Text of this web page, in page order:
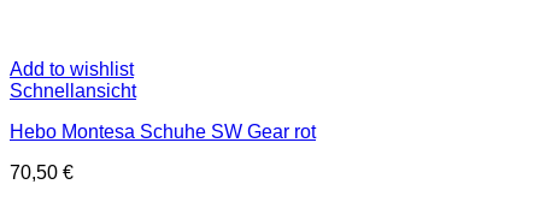
Add to wishlist
Schnellansicht
Hebo Montesa Schuhe SW Gear rot
70,50 €